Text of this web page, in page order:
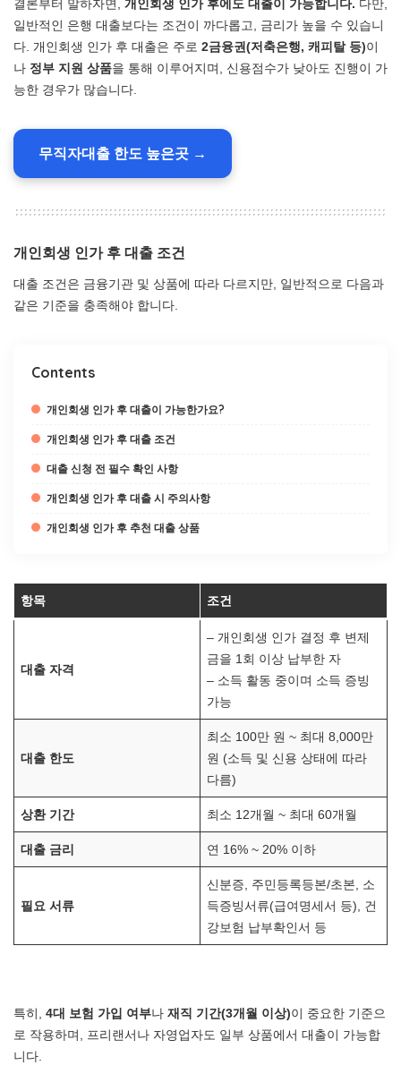
결론부터 말하자면, 개인회생 인가 후에도 대출이 가능합니다. 다만,
일반적인 은행 대출보다는 조건이 까다롭고, 금리가 높을 수 있습니
다. 개인회생 인가 후 대출은 주로 2금융권(저축은행, 캐피탈 등)이
나 정부 지원 상품을 통해 이루어지며, 신용점수가 낮아도 진행이 가
능한 경우가 많습니다.
무직자대출 한도 높은곳 →
개인회생 인가 후 대출 조건
대출 조건은 금융기관 및 상품에 따라 다르지만, 일반적으로 다음과
같은 기준을 충족해야 합니다.
Contents
개인회생 인가 후 대출이 가능한가요?
개인회생 인가 후 대출 조건
대출 신청 전 필수 확인 사항
개인회생 인가 후 대출 시 주의사항
개인회생 인가 후 추천 대출 상품
항목 조건
대출 자격
– 개인회생 인가 결정 후 변제
금을 1회 이상 납부한 자
– 소득 활동 중이며 소득 증빙
가능
대출 한도
최소 100만 원 ~ 최대 8,000만
원 (소득 및 신용 상태에 따라
다름)
상환 기간 최소 12개월 ~ 최대 60개월
대출 금리 연 16% ~ 20% 이하
필요 서류
신분증, 주민등록등본/초본, 소
득증빙서류(급여명세서 등), 건
강보험 납부확인서 등
특히, 4대 보험 가입 여부나 재직 기간(3개월 이상)이 중요한 기준으
로 작용하며, 프리랜서나 자영업자도 일부 상품에서 대출이 가능합
니다.